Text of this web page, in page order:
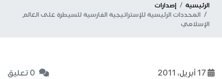
الرئيسية
إصدارات
المحددات الرئيسية للإستراتيجية الفارسية للسيطرة على العالم
الإسلامي
0 تعليق